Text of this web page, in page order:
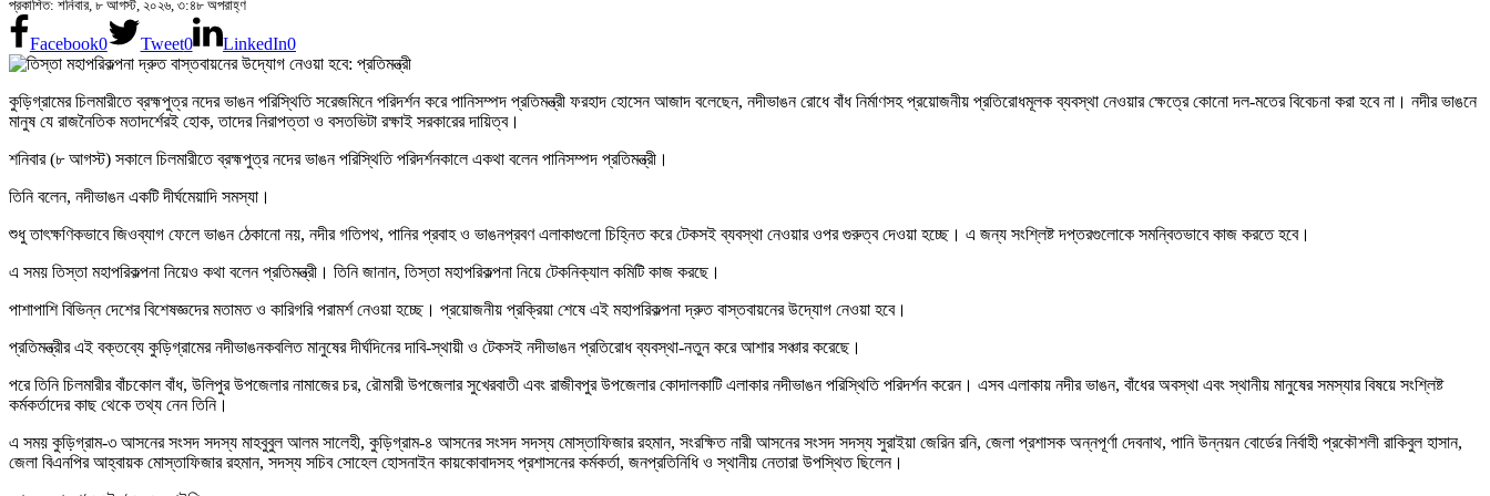
প্রকাশিত: শনিবার, ৮ আগস্ট, ২০২৬, ৩:৪৮ অপরাহ্ণ
Facebook0 Tweet0 LinkedIn0
কুড়িগ্রামের চিলমারীতে ব্রহ্মপুত্র নদের ভাঙন পরিস্থিতি সরেজমিনে পরিদর্শন করে পানিসম্পদ প্রতিমন্ত্রী ফরহাদ হোসেন আজাদ বলেছেন, নদীভাঙন রোধে বাঁধ নির্মাণসহ প্রয়োজনীয় প্রতিরোধমূলক ব্যবস্থা নেওয়ার ক্ষেত্রে কোনো দল-মতের বিবেচনা করা হবে না। নদীর ভাঙনে
মানুষ যে রাজনৈতিক মতাদর্শেরই হোক, তাদের নিরাপত্তা ও বসতভিটা রক্ষাই সরকারের দায়িত্ব।
শনিবার (৮ আগস্ট) সকালে চিলমারীতে ব্রহ্মপুত্র নদের ভাঙন পরিস্থিতি পরিদর্শনকালে একথা বলেন পানিসম্পদ প্রতিমন্ত্রী।
তিনি বলেন, নদীভাঙন একটি দীর্ঘমেয়াদি সমস্যা।
শুধু তাৎক্ষণিকভাবে জিওব্যাগ ফেলে ভাঙন ঠেকানো নয়, নদীর গতিপথ, পানির প্রবাহ ও ভাঙনপ্রবণ এলাকাগুলো চিহ্নিত করে টেকসই ব্যবস্থা নেওয়ার ওপর গুরুত্ব দেওয়া হচ্ছে। এ জন্য সংশ্লিষ্ট দপ্তরগুলোকে সমন্বিতভাবে কাজ করতে হবে।
এ সময় তিস্তা মহাপরিকল্পনা নিয়েও কথা বলেন প্রতিমন্ত্রী। তিনি জানান, তিস্তা মহাপরিকল্পনা নিয়ে টেকনিক্যাল কমিটি কাজ করছে।
পাশাপাশি বিভিন্ন দেশের বিশেষজ্ঞদের মতামত ও কারিগরি পরামর্শ নেওয়া হচ্ছে। প্রয়োজনীয় প্রক্রিয়া শেষে এই মহাপরিকল্পনা দ্রুত বাস্তবায়নের উদ্যোগ নেওয়া হবে।
প্রতিমন্ত্রীর এই বক্তব্যে কুড়িগ্রামের নদীভাঙনকবলিত মানুষের দীর্ঘদিনের দাবি-স্থায়ী ও টেকসই নদীভাঙন প্রতিরোধ ব্যবস্থা-নতুন করে আশার সঞ্চার করেছে।
পরে তিনি চিলমারীর বাঁচকোল বাঁধ, উলিপুর উপজেলার নামাজের চর, রৌমারী উপজেলার সুখেরবাতী এবং রাজীবপুর উপজেলার কোদালকাটি এলাকার নদীভাঙন পরিস্থিতি পরিদর্শন করেন। এসব এলাকায় নদীর ভাঙন, বাঁধের অবস্থা এবং স্থানীয় মানুষের সমস্যার বিষয়ে সংশ্লিষ্ট
কর্মকর্তাদের কাছ থেকে তথ্য নেন তিনি।
এ সময় কুড়িগ্রাম-৩ আসনের সংসদ সদস্য মাহবুবুল আলম সালেহী, কুড়িগ্রাম-৪ আসনের সংসদ সদস্য মোস্তাফিজার রহমান, সংরক্ষিত নারী আসনের সংসদ সদস্য সুরাইয়া জেরিন রনি, জেলা প্রশাসক অন্নপূর্ণা দেবনাথ, পানি উন্নয়ন বোর্ডের নির্বাহী প্রকৌশলী রাকিবুল হাসান,
জেলা বিএনপির আহ্বায়ক মোস্তাফিজার রহমান, সদস্য সচিব সোহেল হোসনাইন কায়কোবাদসহ প্রশাসনের কর্মকর্তা, জনপ্রতিনিধি ও স্থানীয় নেতারা উপস্থিত ছিলেন।